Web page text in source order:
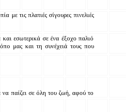
τις πλατιές σίγουρες πινελιές
εσωτερικά σε ένα έξοχο παλιό
μας και τη συνέχειά τους που
να παίζει σε όλη του ζωή, αφού το